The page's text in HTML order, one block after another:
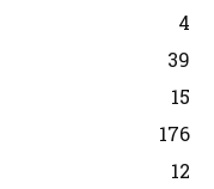
4
39
15
176
12